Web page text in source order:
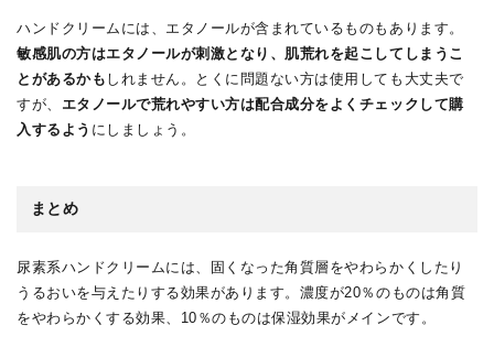
ハンドクリームには、エタノールが含まれているものもあります。
敏感肌の方はエタノールが刺激となり、肌荒れを起こしてしまうこ
とがあるかも しれません。とくに問題ない方は使用しても大丈夫で
すが、 エタノールで荒れやすい方は配合成分をよくチェックして購
入するよう にしましょう。
まとめ
尿素系ハンドクリームには、固くなった角質層をやわらかくしたり
うるおいを与えたりする効果があります。濃度が20％のものは角質
をやわらかくする効果、10％のものは保湿効果がメインです。